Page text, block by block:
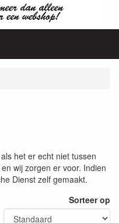
het er echt niet tussen
wij zorgen er voor. Indien
Dienst zelf gemaakt.
Sorteer op